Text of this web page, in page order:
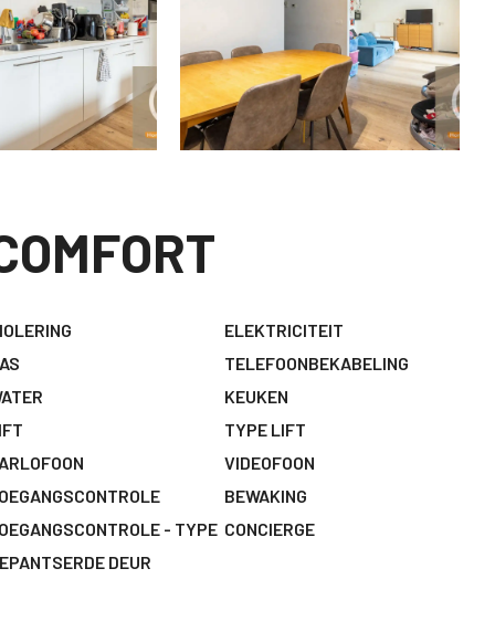
ELEKTRICITEIT
TELEFOONBEKABELING
KEUKEN
TYPE LIFT
VIDEOFOON
BEWAKING
- TYPE CONCIERGE
DEUR